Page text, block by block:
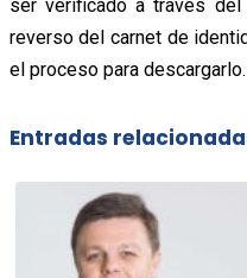
ser verificado a través
reverso del carnet de
el proceso para descargarlo.
Entradas